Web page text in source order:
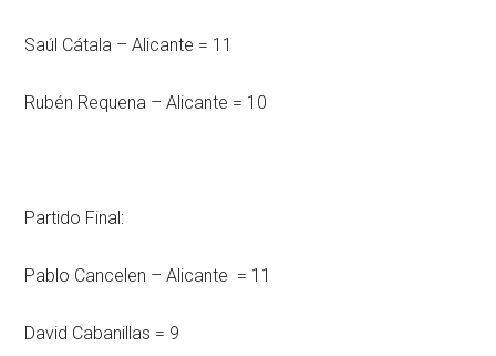
Saúl Cátala – Alicante = 11
Rubén Requena – Alicante = 10
Partido Final:
Pablo Cancelen – Alicante = 11
David Cabanillas = 9